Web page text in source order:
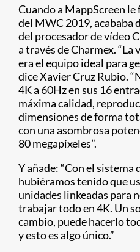
Cuando a MappScreen
del MWC 2019, acababa
del procesador de vídeo
a través de Charmex. “La
era el equipo ideal para
dice Xavier Cruz Rubio.
4K a 60Hz en sus 16
máxima calidad,
dimensiones de forma
con una asombrosa
80 megapíxeles”.
Y añade: “Con el sistema
hubiéramos tenido que
unidades linkeadas para
trabajar todo en 4K. Un
cambio, puede hacerlo
y esto es algo único.”